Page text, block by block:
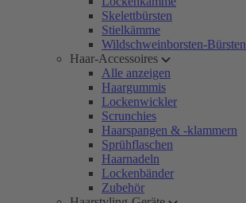
Skelettbürsten
Stielkämme
Wildschweinborsten-Bürsten
Haar-Accessoires
Alle anzeigen
Haargummis
Lockenwickler
Scrunchies
Haarspangen & -klammern
Sprühflaschen
Haarnadeln
Lockenbänder
Zubehör